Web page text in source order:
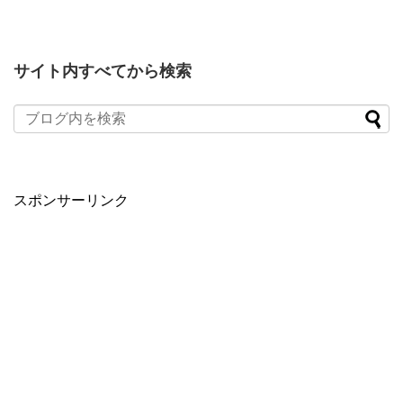
サイト内すべてから検索
スポンサーリンク